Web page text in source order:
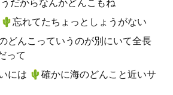
だからなんかどんこもね
忘れてたちょっとしょうがない
どんこっていうのが別にいて全長
って
には 🌵️確かに海のどんこと近いサ